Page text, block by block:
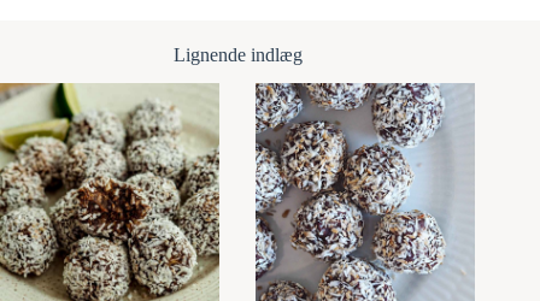
Lignende indlæg